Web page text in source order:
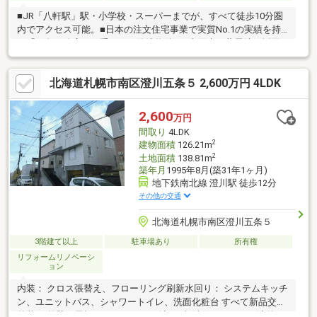
■JR「八軒駅」駅・小学校・スーパーまでが、すべて徒歩10分圏
内でアクセス可能。■日本の注文住宅事業で実質No.1の実績を持
することで光熱費を極端に減らすことができています♪■年間光熱
費（売電含む）年間で約10万円■1階・2階全室床暖房完備でお家
のどこにいても快適で住みやすいお家。■南東向きリビング＋吹
き抜け窓を採用にする事により日当たり抜群♪■ロスガード90うる
ケアが導入！換気＆加湿を自動で行うことができる。■耐震等級
3・劣化対策等級3と安心して長く住むことのできる構造。■一般
的な私道よりもメリットが感じられる立地！
北海道札幌市南区澄川五条５ 2,600万円 4LDK
2,600万円
間取り 4LDK
建物面積126.21m2
土地面積138.81m2
築年月 1995年8月(築31年1ヶ月)
地下鉄南北線 澄川駅 徒歩12分
その他の交通
北海道札幌市南区澄川五条５
3階建て以上 駐車場あり
所有権
リフォームリノベーシ
ョン
内装： クロス張替え、フローリング刷新水回り： システムキッチ
ン、ユニットバス、シャワートイレ、洗面化粧台 すべて新品交換